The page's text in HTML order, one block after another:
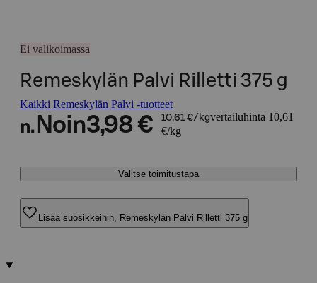
Ei valikoimassa
Remeskylän Palvi Rilletti 375 g
Kaikki Remeskylän Palvi -tuotteet
n. Noin3,98 € 10,61 €/kgvertailuhinta 10,61
€/kg
Valitse toimitustapa
Lisää suosikkeihin, Remeskylän Palvi Rilletti 375 g